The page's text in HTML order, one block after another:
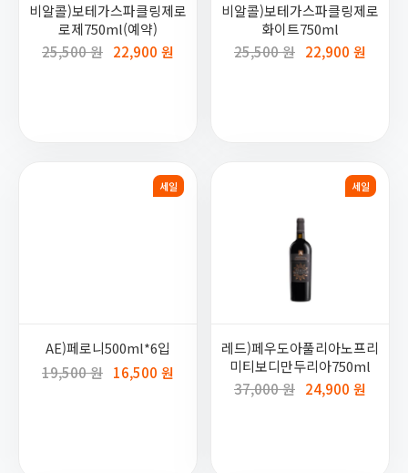
비알콜)보테가스파클링제로
로제750ml(예약)
25,500 원 22,900 원
비알콜)보테가스파클링제로
화이트750ml
25,500 원 22,900 원
세일
AE)페로니500ml*6입
19,500 원 16,500 원
세일
레드)페우도아풀리아노프리
미티보디만두리아750ml
37,000 원 24,900 원